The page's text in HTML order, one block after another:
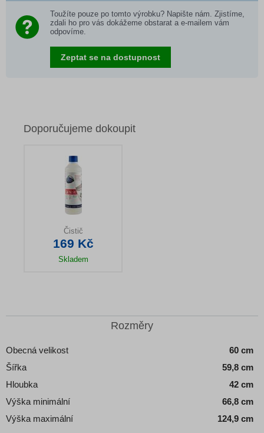
Toužíte pouze po tomto výrobku? Napište nám. Zjistíme,
zdali ho pro vás dokážeme obstarat a e-mailem vám
odpovíme.
Zeptat se na dostupnost
Doporučujeme dokoupit
Čistič
169 Kč
Skladem
Rozměry
Obecná velikost
60 cm
Šířka
59,8 cm
Hloubka
42 cm
Výška minimální
66,8 cm
Výška maximální
124,9 cm